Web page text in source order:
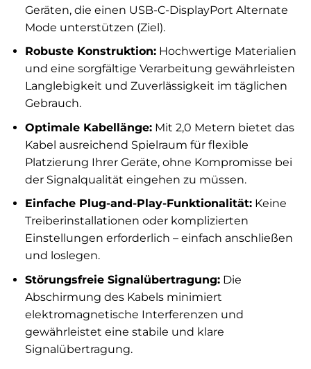
Geräten, die einen USB-C-DisplayPort Alternate
Mode unterstützen (Ziel).
Robuste Konstruktion:Hochwertige Materialien
und eine sorgfältige Verarbeitung gewährleisten
Langlebigkeit und Zuverlässigkeit im täglichen
Gebrauch.
Optimale Kabellänge:Mit 2,0 Metern bietet das
Kabel ausreichend Spielraum für flexible
Platzierung Ihrer Geräte, ohne Kompromisse bei
der Signalqualität eingehen zu müssen.
Einfache Plug-and-Play-Funktionalität:Keine
Treiberinstallationen oder komplizierten
Einstellungen erforderlich – einfach anschließen
und loslegen.
Störungsfreie Signalübertragung:Die
Abschirmung des Kabels minimiert
elektromagnetische Interferenzen und
gewährleistet eine stabile und klare
Signalübertragung.